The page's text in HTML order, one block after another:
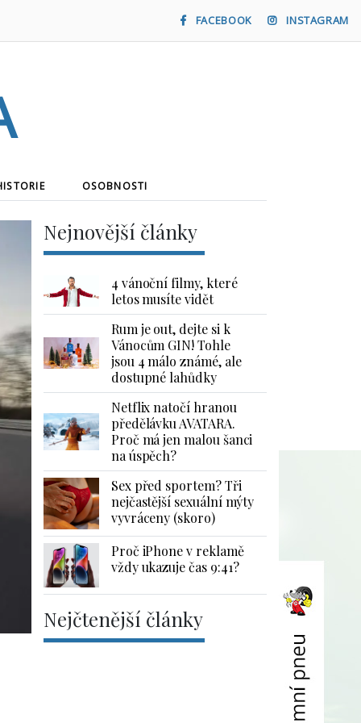
FACEBOOK INSTAGRAM
OSOBNOSTI
Nejnovější články
4 vánoční filmy, které
letos musíte vidět
Rum je out, dejte si k
Vánocům GIN! Tohle
jsou 4 málo známé, ale
dostupné lahůdky
Netflix natočí hranou
předělávku AVATARA.
Proč má jen malou šanci
na úspěch?
Sex před sportem? Tři
nejčastější sexuální mýty
vyvráceny (skoro)
Proč iPhone v reklamě
vždy ukazuje čas 9:41?
Nejčtenější články